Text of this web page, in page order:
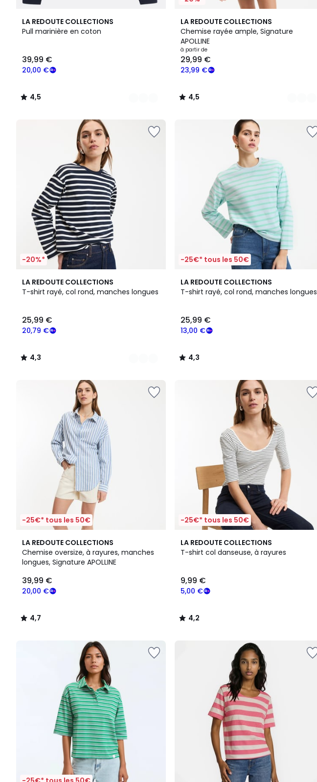
LA REDOUTE COLLECTIONS
Pull marinière en coton
€
souscrivez
programme
20,00 €
39,99 €
4,5
/ 5
2
Couleurs
4,5
/
LA REDOUTE COLLECTIONS
Chemise rayée ample, Signature
APOLLINE
à partir de
23,99 €
29,99 €
4,5
/ 5
3
Couleurs
4,5
/
-20%*
LA REDOUTE COLLECTIONS
T-shirt rayé, col rond, manches longues
20,79 €
25,99 €
4,3
/ 5
3
Couleurs
4,3
/
-25€* tous les 50€
LA REDOUTE COLLECTIONS
T-shirt rayé, col rond, manches longues
13,00 €
25,99 €
4,3
/ 5
4,3
/
-25€* tous les 50€
LA REDOUTE COLLECTIONS
Chemise oversize, à rayures, manches
longues, Signature APOLLINE
20,00 €
39,99 €
4,7
/ 5
4,7
/
-25€* tous les 50€
LA REDOUTE COLLECTIONS
T-shirt col danseuse, à rayures
5,00 €
9,99 €
4,2
/ 5
4,2
/